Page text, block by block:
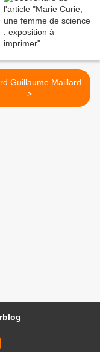
Guillaume Maillard
>